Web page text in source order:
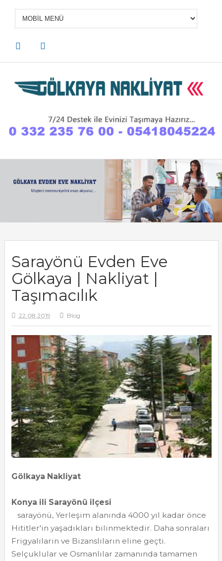
Sarayönü Evden Eve
Gölkaya | Nakliyat |
Taşımacılık
22.08.2019 Blog
Gölkaya Nakliyat
Konya ili Sarayönü ilçesi
sarayönü, Yerleşim alanında 4000 yıl kadar önce
Hititler'in yaşadıkları bilinmektedir. Daha sonraları
Frigyalıların ve Bizanslıların eline geçti.
Selçuklular ve Osmanlılar zamanında tamamen